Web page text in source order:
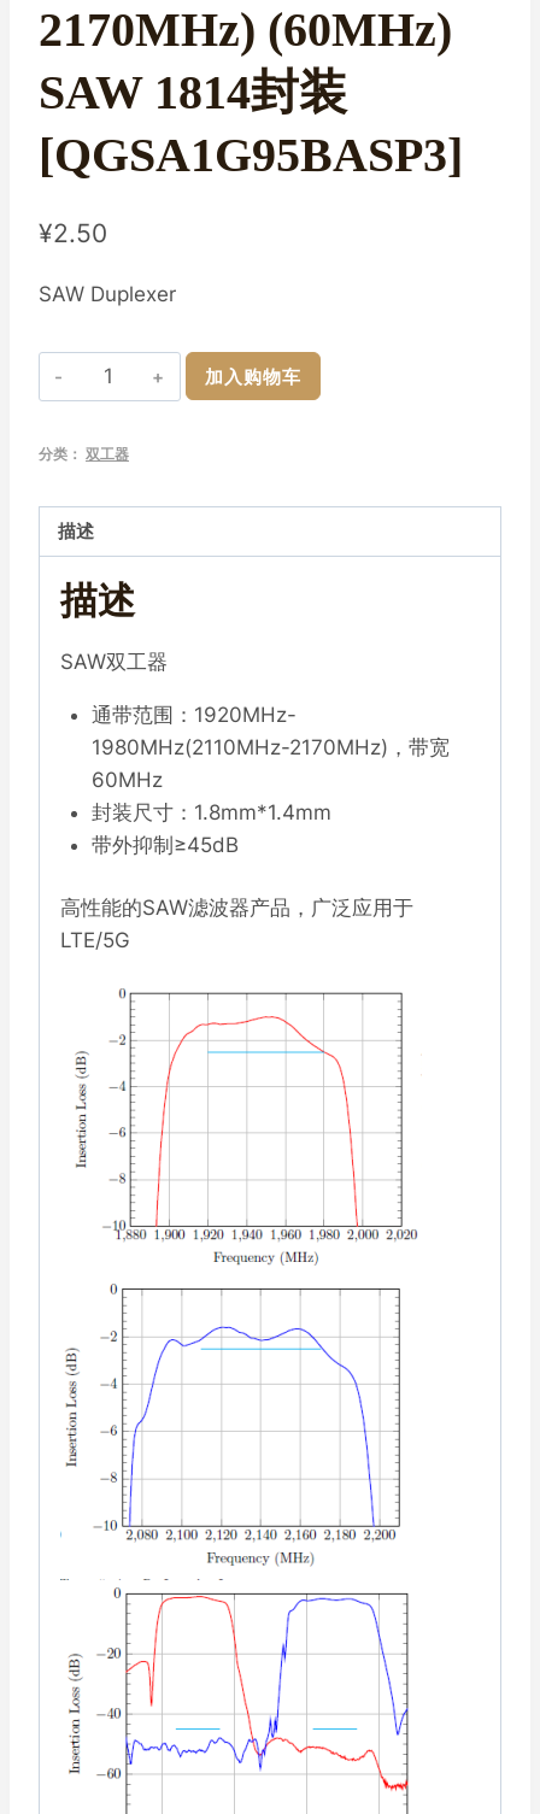
2170MHz) (60MHz)
SAW 1814封装
[QGSA1G95BASP3]
¥2.50
SAW Duplexer
工
B1_DPX
(60MHz)
SAW
1814
装
数
量
加入购物车
分类： 双工器
描述
描述
SAW双工器
通带范围：1920MHz-
1980MHz(2110MHz-2170MHz)，带宽
60MHz
封装尺寸：1.8mm*1.4mm
带外抑制≥45dB
高性能的SAW滤波器产品，广泛应用于
LTE/5G